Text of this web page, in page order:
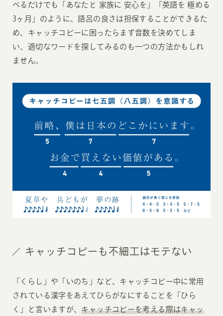
べるだけでも「あなたと 家族に 安心を」「英語を 極める
3ヶ月」のように、語呂の良さは担保することができるた
め、キャッチコピーに困ったらまず音数を決めてしま
い、適切なワードを探してみるのも一つの方法かもしれ
ません。
キャッチコピーも不細工はモテない
「くらし」や「いのち」など、キャッチコピー中に常用
されている漢字をあえてひらがなにすることを「ひら
く」と言いますが、キャッチコピーを考える際はキャッ